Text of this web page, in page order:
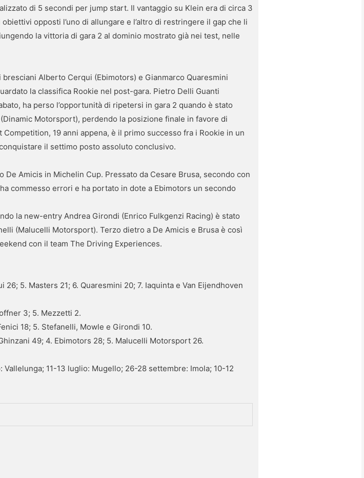
di 5 secondi per jump start. Il vantaggio su Klein era di circa 3
opposti l’uno di allungare e l’altro di restringere il gap che li
la vittoria di gara 2 al dominio mostrato già nei test, nelle
Alberto Cerqui (Ebimotors) e Gianmarco Quaresmini
la classifica Rookie nel post-gara. Pietro Delli Guanti
ha perso l’opportunità di ripetersi in gara 2 quando è stato
Motorsport), perdendo la posizione finale in favore di
19 anni appena, è il primo successo fra i Rookie in un
il settimo posto assoluto conclusivo.
De Amicis in Michelin Cup. Pressato da Cesare Brusa, secondo con
commesso errori e ha portato in dote a Ebimotors un secondo
la new-entry Andrea Girondi (Enrico Fulkgenzi Racing) è stato
(Malucelli Motorsport). Terzo dietro a De Amicis e Brusa è così
con il team The Driving Experiences.
5. Masters 21; 6. Quaresmini 20; 7. Iaquinta e Van Eijendhoven
3; 5. Mezzetti 2.
18; 5. Stefanelli, Mowle e Girondi 10.
49; 4. Ebimotors 28; 5. Malucelli Motorsport 26.
11-13 luglio: Mugello; 26-28 settembre: Imola; 10-12